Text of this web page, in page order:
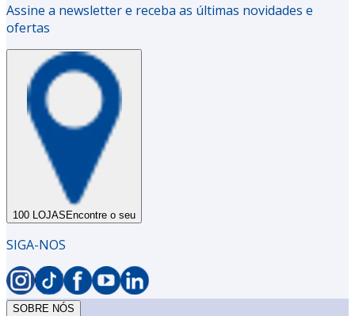
Assine a newsletter e receba as últimas novidades e
ofertas
100 LOJAS Encontre o seu
SIGA-NOS
SOBRE NÓS